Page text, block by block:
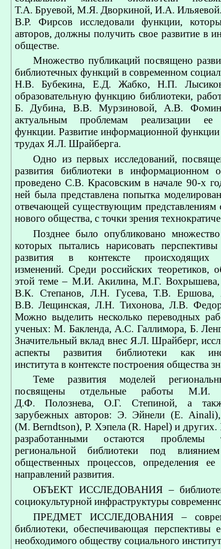
Т.А. Бруевой, М.Я. Дворкиной, И.А.
В.Р. Фирсов исследовали функции,
авторов, должны получить свое развитие в
обществе.
Множество публикаций посвящено
библиотечных функций в современном
Н.В. Бубекина, Е.Д. Жабко, Н.П.
образовательную функцию библиотеки,
Б. Дубина, В.В. Мурзиновой, А.В.
актуальным проблемам реализации ее
функции. Развитие информационной функции
трудах Я.Л. Шрайберга.
Одно из первых исследований,
развития библиотеки в информационном
проведено С.В. Красовским в начале 90-х
ней была представлена попытка
отвечающей существующим представлениям
нового общества, с точки зрения
Позднее было опубликовано
которых пытались нарисовать перспективы
развития в контексте происходящих
изменений. Среди российских теоретиков,
этой теме – М.И. Акилина, М.Г.
В.К. Степанов, Л.Н. Гусева, Т.В. Ершова,
В.В. Лещинская, Л.Н. Тихонова, Л.В.
Можно выделить несколько переводных
ученых: М. Бакленда, А.С. Галлимора, Б.
Значительный вклад внес Я.Л. Шрайберг,
аспекты развития библиотеки как
института в контексте построения общества
Теме развития моделей
посвящены отдельные работы
Д.Ф. Полознева, О.Г. Степиной, а
зарубежных авторов: Э. Эйнели (E.
(M. Berndtson), Р. Хэпела (R. Hapel) и других.
разработанными остаются проблемы
региональной библиотеки под
общественных процессов, определения ее
направлений развития.
ОБЪЕКТ ИССЛЕДОВАНИЯ –
социокультурной инфраструктуры
ПРЕДМЕТ ИССЛЕДОВАНИЯ –
библиотеки, обеспечивающая перспективы
необходимого обществу социального